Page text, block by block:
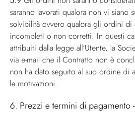
saranno lavorati qualora non vi siano
solvibilità ovvero qualora gli ordini di
incompleti o non corretti. In questi
attribuiti dalla legge all’Utente, la
via e-mail che il Contratto non è
non ha dato seguito al suo ordine di
le motivazioni.
6. Prezzi e termini di pagamento